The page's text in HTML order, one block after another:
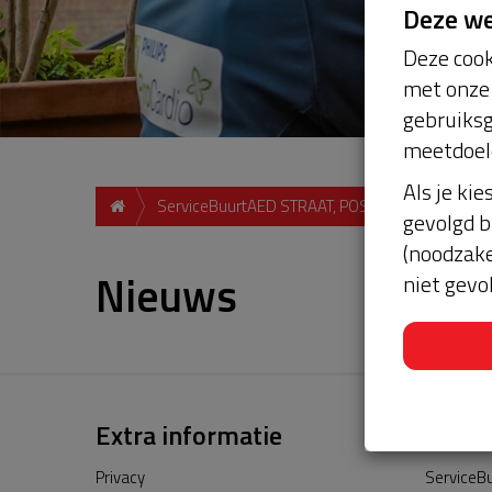
ServiceBuurtAED STRAAT, POSTCODE, PLAATS
Nieuws
Extra informatie
Privacy
Deze
Deze
met
Als je
gevolgd
niet